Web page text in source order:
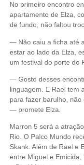
No primeiro encontro
apartamento de Elza,
de fundo, não faltou
— Não caiu a ficha até
estar ao lado da Elza,
um festival do porte do
— Gosto desses
linguagem. E Rael tem
para fazer barulho,
— promete Elza.
Marron 5 será a
Rio. O Palco Mundo
Skank. Além de Rael e
entre Miguel e Emicida,